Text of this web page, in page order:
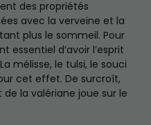
des propriétés
avec la verveine et la
plus le sommeil. Pour
essentiel d’avoir l’esprit
mélisse, le tulsi, le souci
cet effet. De surcroît,
la valériane joue sur le